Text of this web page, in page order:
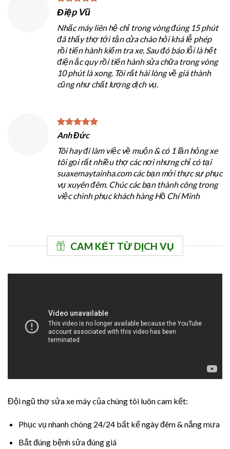
Điệp Vũ
Nhấc máy liên hệ chỉ trong vòng đúng 15 phút
đã thấy thợ tới tận cửa chào hỏi khá lễ phép
rồi tiến hành kiểm tra xe. Sau đó báo lỗi là hết
điện ắc quy rồi tiến hành sửa chữa trong vòng
10 phút là xong. Tôi rất hài lòng về giá thành
cũng như chất lượng dịch vụ.
Anh Đức
Tôi hay đi làm việc về muộn & có 1 lần hỏng xe
tôi gọi rất nhiều thợ các nơi nhưng chỉ có tại
suaxemaytainha.com các bạn mới thực sự phục
vụ xuyên đêm. Chúc các bạn thành công trong
việc chinh phục khách hàng Hồ Chí Minh
CAM KẾT TỪ DỊCH VỤ
Đội ngũ thợ sửa xe máy của chúng tôi luôn cam kết:
Phục vụ nhanh chóng 24/24 bất kể ngày đêm & nắng mưa
Bắt đúng bệnh sửa đúng giá